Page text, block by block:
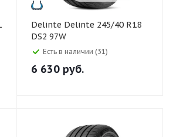
Delinte Delinte 245/40 R18
DS2 97W
Есть в наличии (31)
6 630 руб.